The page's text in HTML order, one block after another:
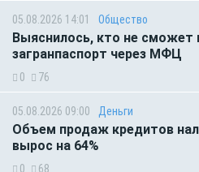
05.08.2026 14:01 Общество
Выяснилось, кто не сможет
загранпаспорт через МФЦ
0 76
05.08.2026 09:00 Деньги
Объем продаж кредитов
вырос на 64%
0 68